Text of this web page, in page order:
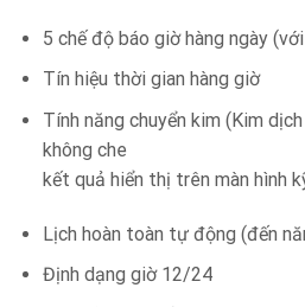
5 chế độ báo giờ hàng ngày
Tín hiệu thời gian hàng giờ
Tính năng chuyển kim (Kim
không che
kết quả hiển thị trên màn hình
Lịch hoàn toàn tự động (đến
Định dạng giờ 12/24